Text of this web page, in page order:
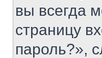
вы всегда
страницу
пароль?»,